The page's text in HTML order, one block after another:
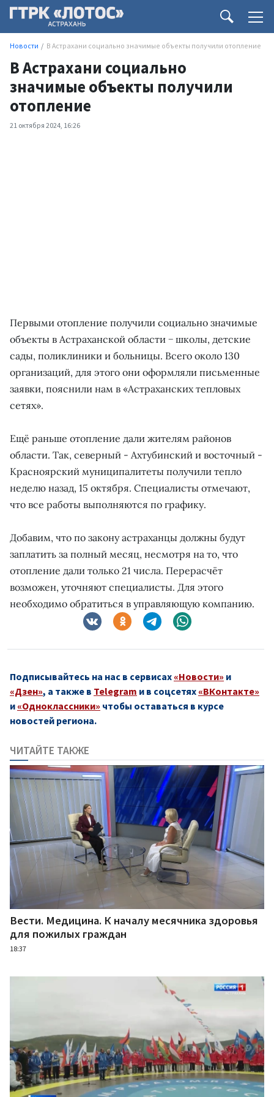
Новости В Астрахани социально значимые объекты получили отопление
В Астрахани социально
значимые объекты получили
отопление
21 октября 2024, 16:26
Первыми отопление получили социально значимые
объекты в Астраханской области − школы, детские
сады, поликлиники и больницы. Всего около 130
организаций, для этого они оформляли письменные
заявки, пояснили нам в «Астраханских тепловых
сетях».
Ещё раньше отопление дали жителям районов
области. Так, северный - Ахтубинский и восточный -
Красноярский муниципалитеты получили тепло
неделю назад, 15 октября. Специалисты отмечают,
что все работы выполняются по графику.
Добавим, что по закону астраханцы должны будут
заплатить за полный месяц, несмотря на то, что
отопление дали только 21 числа. Перерасчёт
возможен, уточняют специалисты. Для этого
необходимо обратиться в управляющую компанию.
Подписывайтесь на нас в сервисах «Новости» и
«Дзен», а также в Telegram и в соцсетях «ВКонтакте»
и «Одноклассники» чтобы оставаться в курсе
новостей региона.
ЧИТАЙТЕ ТАКЖЕ
Вести. Медицина. К началу месячника здоровья
для пожилых граждан
18:37